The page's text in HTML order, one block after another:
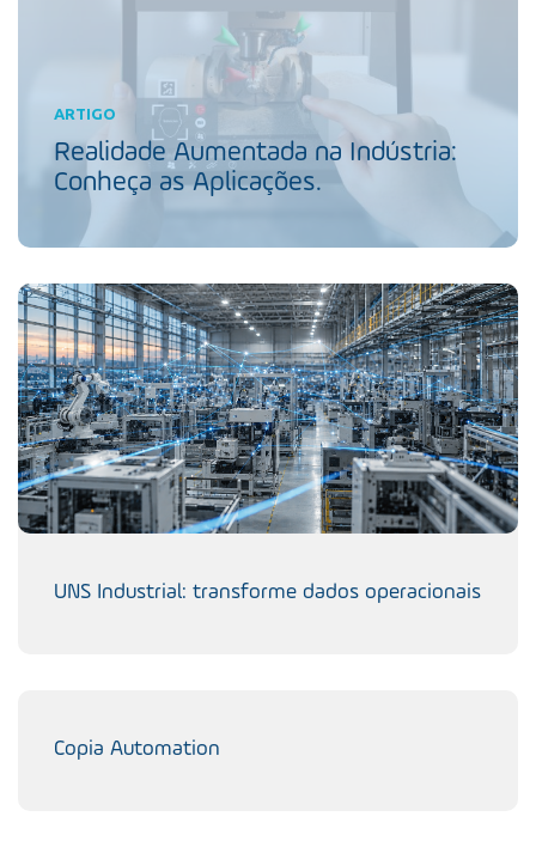
ARTIGO
Realidade Aumentada na Indústria:
Conheça as Aplicações.
UNS Industrial: transforme dados operacionais
Copia Automation